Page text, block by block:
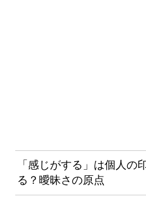
「感じがする」は個人の
る？曖昧さの原点